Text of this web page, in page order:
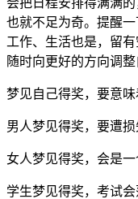
也就不足为奇。提醒
工作、生活也是，留
随时向更好的方向调
梦见自己得奖，要意味
男人梦见得奖，要遭损
女人梦见得奖，会是一
学生梦见得奖，考试会